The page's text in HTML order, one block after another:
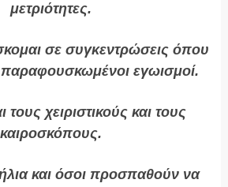
μετριότητες.
σε συγκεντρώσεις όπου
εγωισμοί.
τους χειριστικούς και τους
καιροσκόπους.
και όσοι προσπαθούν να